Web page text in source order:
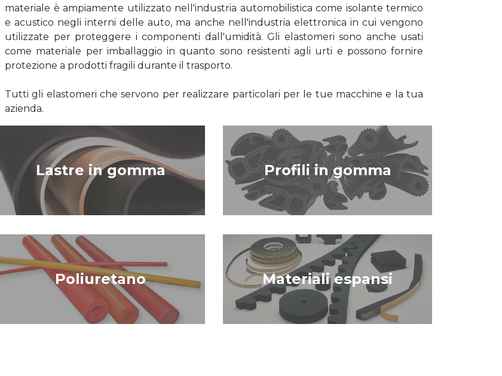
materiale è ampiamente utilizzato nell'industria automobilistica come isolante termico
e acustico negli interni delle auto, ma anche nell'industria elettronica in cui vengono
utilizzate per proteggere i componenti dall'umidità. Gli elastomeri sono anche usati
come materiale per imballaggio in quanto sono resistenti agli urti e possono fornire
protezione a prodotti fragili durante il trasporto.
Tutti gli elastomeri che servono per realizzare particolari per le tue macchine e la tua
azienda.
Lastre in gomma Profili in gomma
Poliuretano Materiali espansi